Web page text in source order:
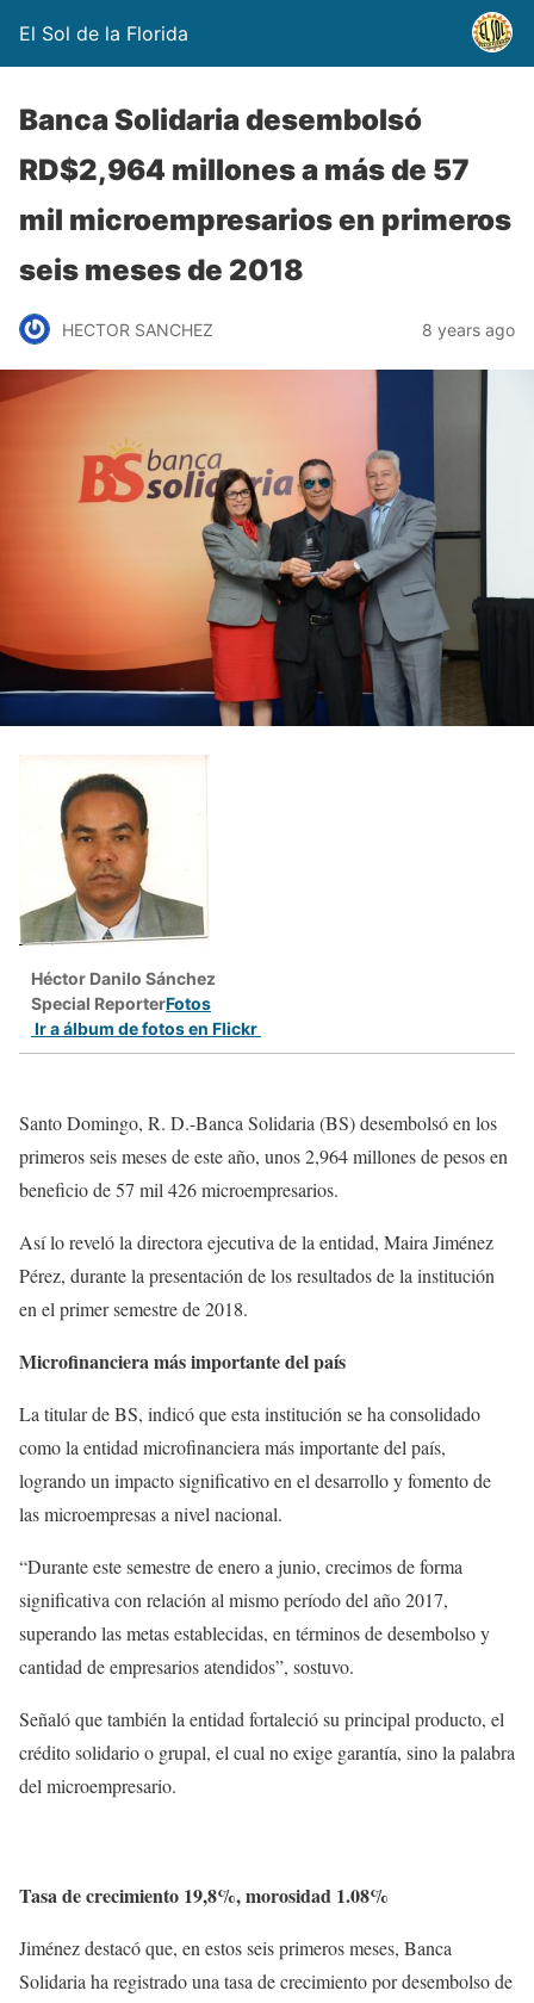
El Sol de la Florida
Banca Solidaria desembolsó
RD$2,964 millones a más de 57
mil microempresarios en primeros
seis meses de 2018
HECTOR SANCHEZ 8 years ago
Héctor Danilo Sánchez
Special ReporterFotos
Ir a álbum de fotos en Flickr
Santo Domingo, R. D.-Banca Solidaria (BS) desembolsó en los
primeros seis meses de este año, unos 2,964 millones de pesos en
beneficio de 57 mil 426 microempresarios.
Así lo reveló la directora ejecutiva de la entidad, Maira Jiménez
Pérez, durante la presentación de los resultados de la institución
en el primer semestre de 2018.
Microfinanciera más importante del país
La titular de BS, indicó que esta institución se ha consolidado
como la entidad microfinanciera más importante del país,
logrando un impacto significativo en el desarrollo y fomento de
las microempresas a nivel nacional.
“Durante este semestre de enero a junio, crecimos de forma
significativa con relación al mismo período del año 2017,
superando las metas establecidas, en términos de desembolso y
cantidad de empresarios atendidos”, sostuvo.
Señaló que también la entidad fortaleció su principal producto, el
crédito solidario o grupal, el cual no exige garantía, sino la palabra
del microempresario.
Tasa de crecimiento 19,8%, morosidad 1.08%
Jiménez destacó que, en estos seis primeros meses, Banca
Solidaria ha registrado una tasa de crecimiento por desembolso de